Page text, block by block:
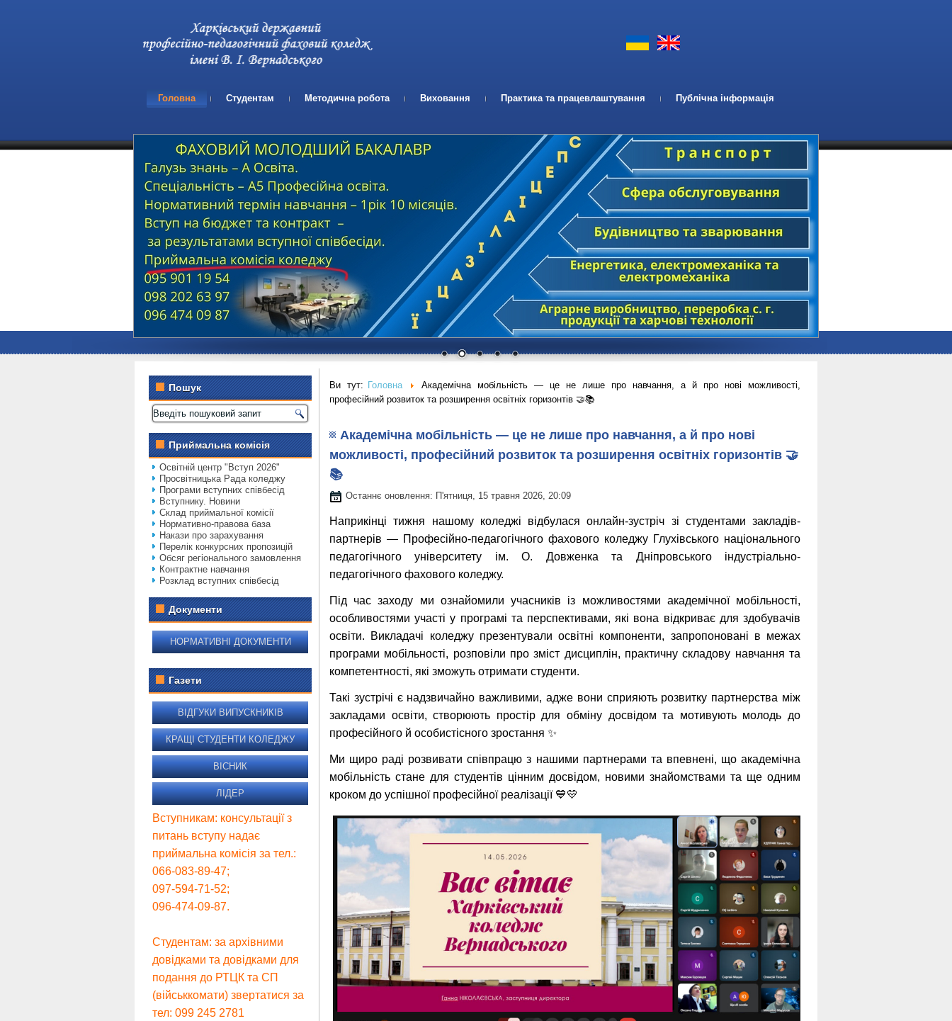
Головна Студентам Методична робота Виховання Практика та працевлаштування Публічна інформація
Пошук
Приймальна комісія
Освітній центр "Вступ 2026"
Просвітницька Рада коледжу
Програми вступних співбесід
Вступнику. Новини
Склад приймальної комісії
Нормативно-правова база
Накази про зарахування
Перелік конкурсних пропозицій
Обсяг регіонального замовлення
Контрактне навчання
Розклад вступних співбесід
Документи
НОРМАТИВНІ ДОКУМЕНТИ
Газети
ВІДГУКИ ВИПУСКНИКІВ
КРАЩІ СТУДЕНТИ КОЛЕДЖУ
ВІСНИК
ЛІДЕР
Вступникам: консультації з
питань вступу надає
приймальна комісія за тел.:
066-083-89-47;
097-594-71-52;
096-474-09-87.
Студентам: за архівними
довідками та довідками для
подання до РТЦК та СП
(військкомати) звертатися за
тел: 099 245 2781
Ви тут: Головна
Академічна мобільність — це не лише про навчання, а й про нові можливості,
професійний розвиток та розширення освітніх горизонтів 🤝📚
Академічна мобільність — це не лише про навчання, а й про нові
можливості, професійний розвиток та розширення освітніх горизонтів 🤝
📚
Останнє оновлення: П'ятниця, 15 травня 2026, 20:09
Наприкінці тижня нашому коледжі відбулася онлайн-зустріч зі студентами закладів-
партнерів — Професійно-педагогічного фахового коледжу Глухівського національного
педагогічного університету ім. О. Довженка та Дніпровського індустріально-
педагогічного фахового коледжу.
Під час заходу ми ознайомили учасників із можливостями академічної мобільності,
особливостями участі у програмі та перспективами, які вона відкриває для здобувачів
освіти. Викладачі коледжу презентували освітні компоненти, запропоновані в межах
програми мобільності, розповіли про зміст дисциплін, практичну складову навчання та
компетентності, які зможуть отримати студенти.
Такі зустрічі є надзвичайно важливими, адже вони сприяють розвитку партнерства між
закладами освіти, створюють простір для обміну досвідом та мотивують молодь до
професійного й особистісного зростання ✨
Ми щиро раді розвивати співпрацю з нашими партнерами та впевнені, що академічна
мобільність стане для студентів цінним досвідом, новими знайомствами та ще одним
кроком до успішної професійної реалізації 💙💛